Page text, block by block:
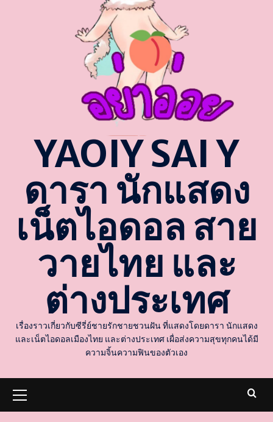
YAOIY SAI Y
ดารา นักแสดง
เน็ตไอดอล สาย
วายไทย และ
ต่างประเทศ
เรื่องราวเกี่ยวกับซีรี่ย์ชายรักชายชวนฝัน ที่แสดงโดยดารา นักแสดง
และเน็ตไอดอลเมืองไทย และต่างประเทศ เผื่อส่งความสุขทุกคนได้มี
ความจิ้นความฟินของตัวเอง
Menu